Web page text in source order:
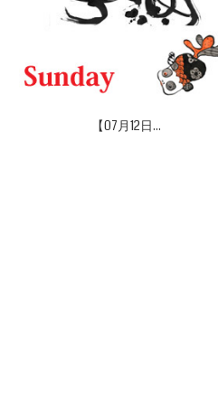
【07月12日...